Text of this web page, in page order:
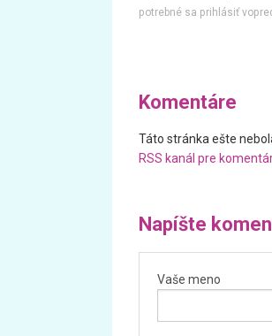
potrebné sa prihlásiť
Komentáre
Táto stránka ešte
RSS kanál pre
Napíšte
Vaše meno